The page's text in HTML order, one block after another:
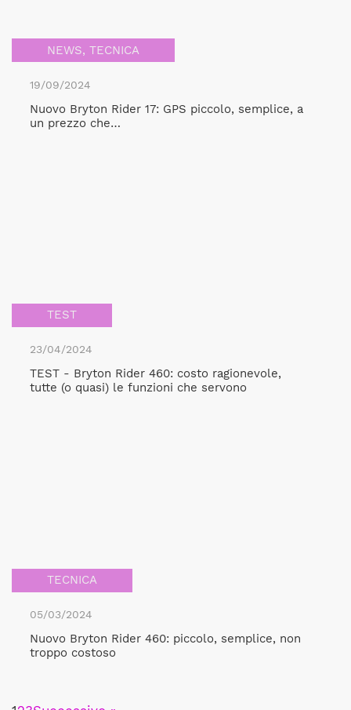
NEWS, TECNICA
19/09/2024
Nuovo Bryton Rider 17: GPS piccolo, semplice, a
un prezzo che…
TEST
23/04/2024
TEST - Bryton Rider 460: costo ragionevole,
tutte (o quasi) le funzioni che servono
TECNICA
05/03/2024
Nuovo Bryton Rider 460: piccolo, semplice, non
troppo costoso